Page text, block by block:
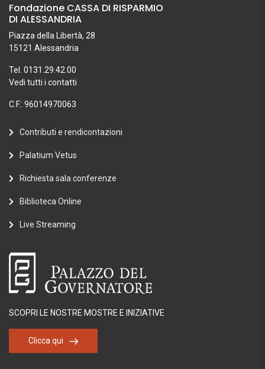
Fondazione CASSA DI RISPARMIO
DI ALESSANDRIA
Piazza della Libertà, 28
15121 Alessandria
Tel. 0131.29.42.00
Vedi tutti i contatti
C.F.: 96014970063
Contributi e rendicontazioni
Palatium Vetus
Richiesta sala conferenze
Biblioteca Online
Live Streaming
SCOPRI LE NOSTRE MOSTRE E INIZIATIVE
Clicca qui